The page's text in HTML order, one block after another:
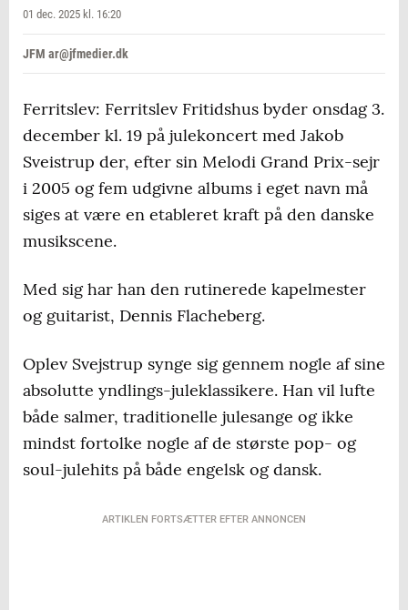
01 dec. 2025 kl. 16:20
JFM ar@jfmedier.dk
Ferritslev: Ferritslev Fritidshus byder onsdag 3.
december kl. 19 på julekoncert med Jakob
Sveistrup der, efter sin Melodi Grand Prix-sejr
i 2005 og fem udgivne albums i eget navn må
siges at være en etableret kraft på den danske
musikscene.
Med sig har han den rutinerede kapelmester
og guitarist, Dennis Flacheberg.
Oplev Svejstrup synge sig gennem nogle af sine
absolutte yndlings-juleklassikere. Han vil lufte
både salmer, traditionelle julesange og ikke
mindst fortolke nogle af de største pop- og
soul-julehits på både engelsk og dansk.
ARTIKLEN FORTSÆTTER EFTER ANNONCEN